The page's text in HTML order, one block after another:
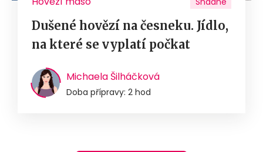
Dušené hovězí na česneku. Jídlo,
na které se vyplatí počkat
Michaela Šilháčková
Doba přípravy: 2 hod